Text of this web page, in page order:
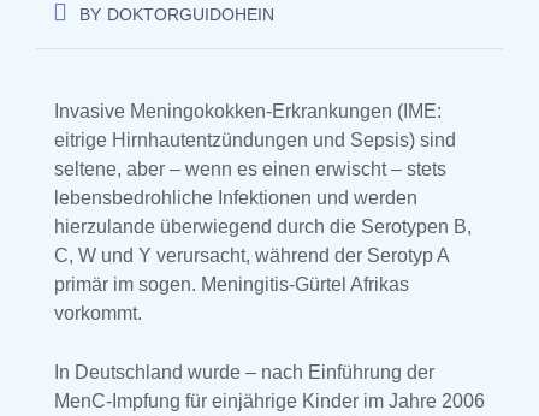
BY DOKTORGUIDOHEIN
Invasive Meningokokken-Erkrankungen (IME:
eitrige Hirnhautentzündungen und Sepsis) sind
seltene, aber – wenn es einen erwischt – stets
lebensbedrohliche Infektionen und werden
hierzulande überwiegend durch die Serotypen B,
C, W und Y verursacht, während der Serotyp A
primär im sogen. Meningitis-Gürtel Afrikas
vorkommt.
In Deutschland wurde – nach Einführung der
MenC-Impfung für einjährige Kinder im Jahre 2006